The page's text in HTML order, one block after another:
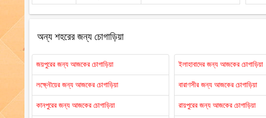
অন্য শহরের জন্য চোগাড়িয়া
জয়পুরের জন্য আজকের চোগাড়িয়া
লক্ষ্নৌয়ের জন্য আজকের চোগাড়িয়া
কানপুরের জন্য আজকের চোগাড়িয়া
ইলাহাবাদের জন্য আজকের চোগাড়িয়া
বারাণসীর জন্য আজকের চোগাড়িয়া
রায়পুরের জন্য আজকের চোগাড়িয়া